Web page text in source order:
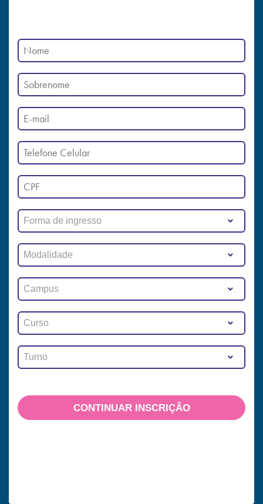
Forma de ingresso
Modalidade
Campus
Curso
Turno
CONTINUAR INSCRIÇÃO